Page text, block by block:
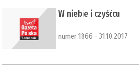
W niebie i czyśćcu
numer 1866 - 31.10.2017